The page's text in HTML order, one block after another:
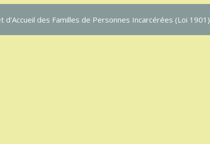
d'Accueil des Familles de Personnes Incarcérées (Loi 1901)